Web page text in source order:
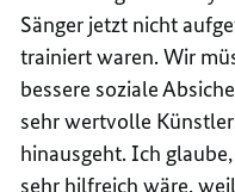
Sänger jetzt nicht
trainiert waren. Wir
bessere soziale
sehr wertvolle
hinausgeht. Ich
sehr hilfreich wäre,